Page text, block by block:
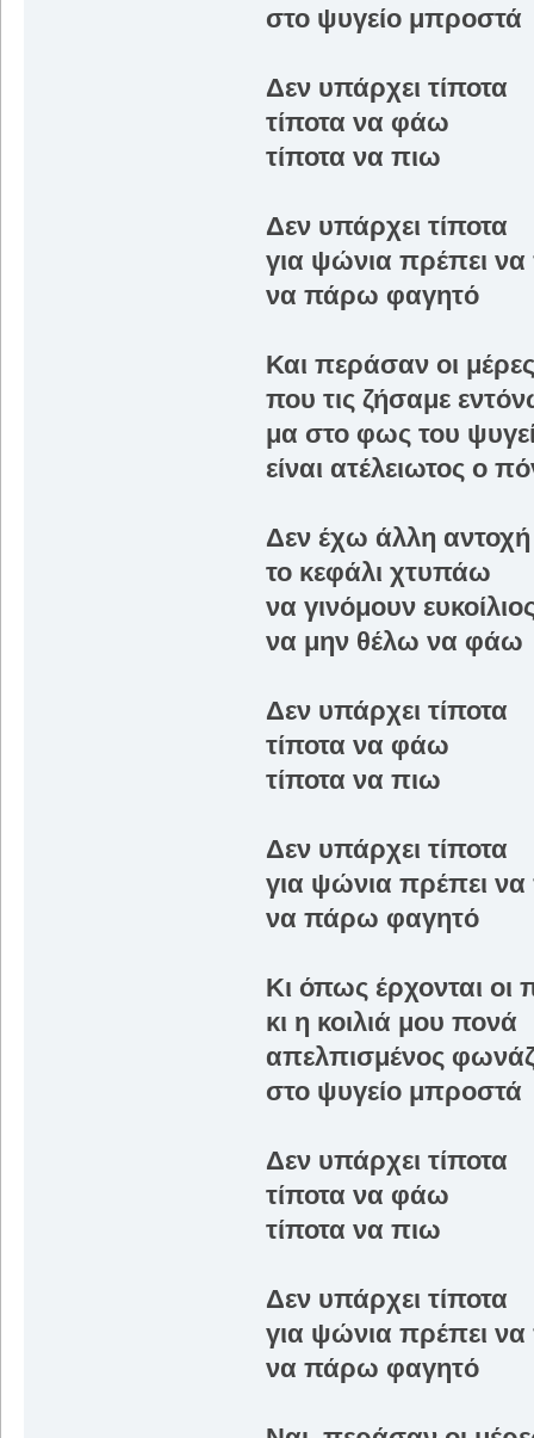
στο ψυγείο μπροστά
Δεν υπάρχει τίποτα
τίποτα να φάω
τίποτα να πιω
Δεν υπάρχει τίποτα
για ψώνια πρέπει
να πάρω φαγητό
Και περάσαν οι μέρες
που τις ζήσαμε
μα στο φως του
είναι ατέλειωτος ο
Δεν έχω άλλη αντοχή
το κεφάλι χτυπάω
να γινόμουν
να μην θέλω να φάω
Δεν υπάρχει τίποτα
τίποτα να φάω
τίποτα να πιω
Δεν υπάρχει τίποτα
για ψώνια πρέπει
να πάρω φαγητό
Κι όπως έρχονται οι
κι η κοιλιά μου πονά
απελπισμένος
στο ψυγείο μπροστά
Δεν υπάρχει τίποτα
τίποτα να φάω
τίποτα να πιω
Δεν υπάρχει τίποτα
για ψώνια πρέπει
να πάρω φαγητό